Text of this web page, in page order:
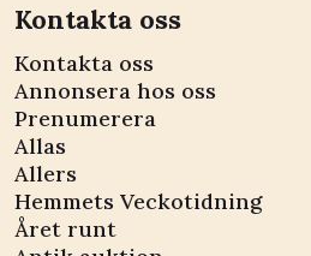
Kontakta oss
Kontakta oss
Annonsera hos oss
Prenumerera
Allas
Allers
Hemmets Veckotidning
Året runt